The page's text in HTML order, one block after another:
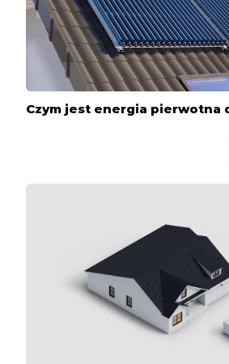
Czym jest energia pierwotna